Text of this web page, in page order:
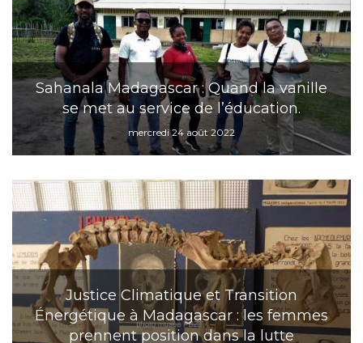
Sahanala Madagascar : Quand la vanille
se met au service de l’éducation.
mercredi 24 août 2022
Justice Climatique et Transition
Énergétique à Madagascar : les femmes
prennent position dans la lutte